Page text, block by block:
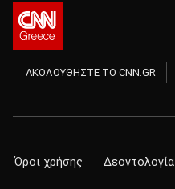
ΑΚΟΛΟΥΘΗΣΤΕ ΤΟ CNN.GR
Όροι χρήσης Δεοντολογία